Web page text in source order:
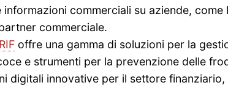
informazioni commerciali su aziende,
commerciale.
offre una gamma di soluzioni per la
e strumenti per la prevenzione delle
digitali innovative per il settore